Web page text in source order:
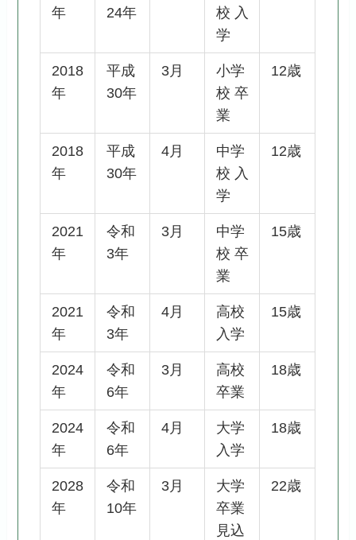
年
24年
校 入
学
2018
年
平成
30年
3月
小学
校 卒
業
12歳
2018
年
平成
30年
4月
中学
校 入
学
12歳
2021
年
令和
3年
3月
中学
校 卒
業
15歳
2021
年
令和
3年
4月
高校
入学
15歳
2024
年
令和
6年
3月
高校
卒業
18歳
2024
年
令和
6年
4月
大学
入学
18歳
2028
年
令和
10年
3月
大学
卒業
見込
22歳